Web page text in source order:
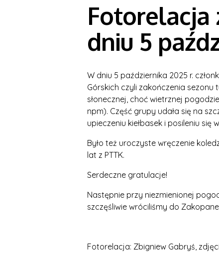
Fotorelacja
dniu 5
W dniu 5 października 2025 r.
Górskich czyli zakończenia sezonu
słonecznej, choć wietrznej
npm). Część grupy udała się na
upieczeniu kiełbasek i posileniu
Było też uroczyste wręczenie
lat z PTTK.
Serdeczne gratulacje!
Następnie przy niezmienionej
szczęśliwie wróciliśmy do
Fotorelacja: Zbigniew Gabryś,